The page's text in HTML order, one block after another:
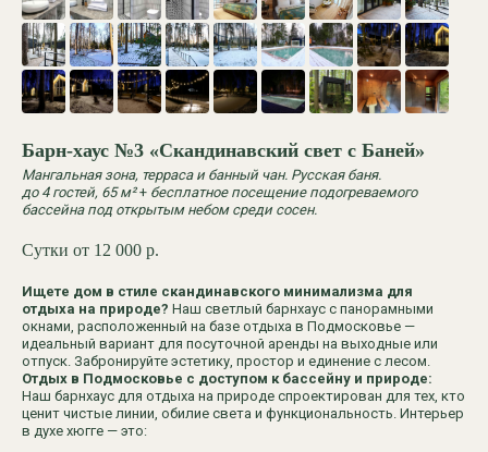
Барн-хаус №3 «Скандинавский свет с Баней»
Мангальная зона, терраса и банный чан. Русская баня.
до 4 гостей, 65 м²+ бесплатное посещение подогреваемого
бассейна под открытым небом среди сосен.
Сутки от 12 000 р.
Ищете дом в стиле скандинавского минимализма для
отдыха на природе? Наш светлый барнхаус с панорамными
окнами, расположенный на базе отдыха в Подмосковье —
идеальный вариант для посуточной аренды на выходные или
отпуск. Забронируйте эстетику, простор и единение с лесом.
Отдых в Подмосковье с доступом к бассейну и природе:
Наш барнхаус для отдыха на природе спроектирован для тех, кто
ценит чистые линии, обилие света и функциональность. Интерьер
в духе хюгге — это: